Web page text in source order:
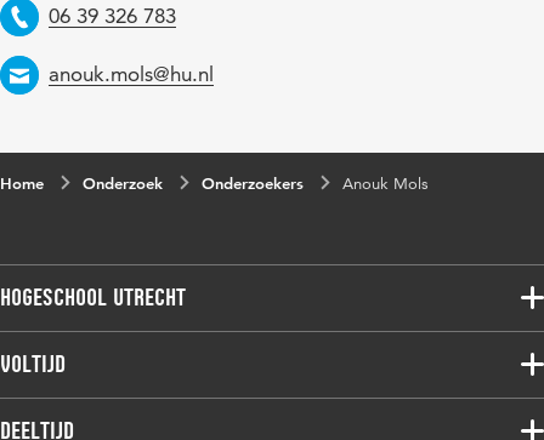
Telefoon
06 39 326 783
Email
anouk.mols@hu.nl
Home Onderzoek Onderzoekers Anouk Mols
Hogeschool Utrecht
Voltijdopleidingen
Onderzoek
Voltijd
Associate degree
Deeltijd